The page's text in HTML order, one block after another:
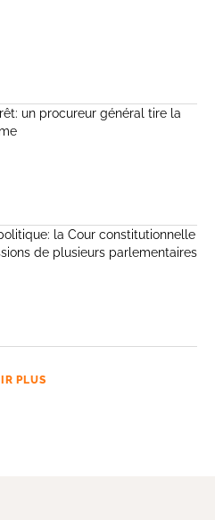
un procureur général tire la
la Cour constitutionnelle
de plusieurs parlementaires
PLUS